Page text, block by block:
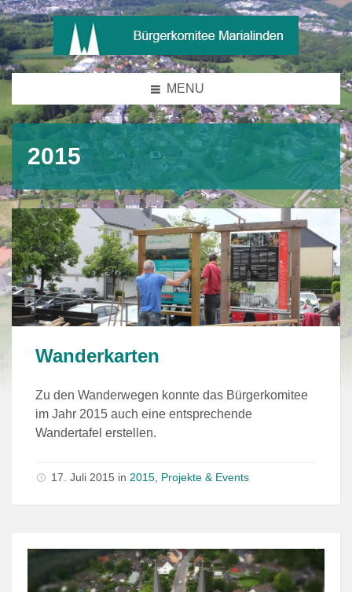
MENU
2015
Wanderkarten
Zu den Wanderwegen konnte das Bürgerkomitee
im Jahr 2015 auch eine entsprechende
Wandertafel erstellen.
17. Juli 2015 in 2015 Projekte & Events